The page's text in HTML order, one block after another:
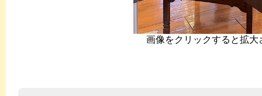
画像をクリックすると拡大